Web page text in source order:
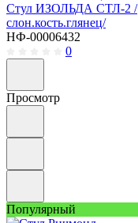
Стул ИЗОЛЬДА СТЛ-2 /
слон.кость.глянец/
НФ-00006432
0
Просмотр
Популярный